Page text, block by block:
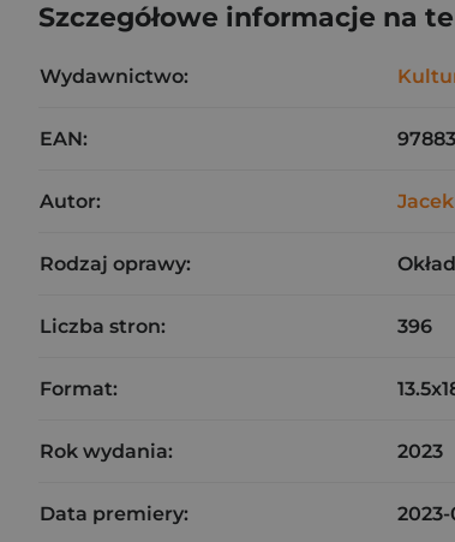
Szczegółowe informacje na
Wydawnictwo:
EAN:
Autor:
Rodzaj oprawy:
Liczba stron: 396
Format:
Rok wydania: 2023
Data premiery: